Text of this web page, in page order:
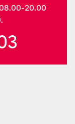
20.00